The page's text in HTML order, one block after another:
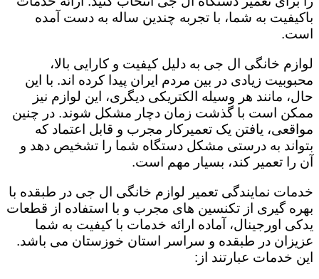
باکیفیت به شما، با تجربه چندین ساله به دست آمده
است.
لوازم خانگی ال جی به دلیل کیفیت و کارایی بالا،
محبوبیت زیادی در بین مردم ایران پیدا کرده اند. با این
حال، مانند هر وسیله الکتریکی دیگری، این لوازم نیز
ممکن است با گذشت زمان دچار مشکل شوند. در چنین
مواقعی، یافتن یک تعمیرکار مجرب و قابل اعتماد که
بتواند به درستی مشکل دستگاه شما را تشخیص دهد و
آن را تعمیر کند، بسیار مهم است.
خدمات نمایندگی تعمیر لوازم خانگی ال جی در طبقده با
بهره گیری از تکنسین های مجرب و با استفاده از قطعات
یدکی اورجینال، آماده ارائه خدمات با کیفیت به شما
عزیزان در طبقده و سراسر استان خوزستان می باشد.
این خدمات عبارتند از: